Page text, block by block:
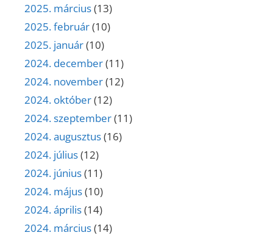
2025. március(13)
2025. február(10)
2025. január(10)
2024. december(11)
2024. november(12)
2024. október(12)
2024. szeptember(11)
2024. augusztus(16)
2024. július(12)
2024. június(11)
2024. május(10)
2024. április(14)
2024. március(14)